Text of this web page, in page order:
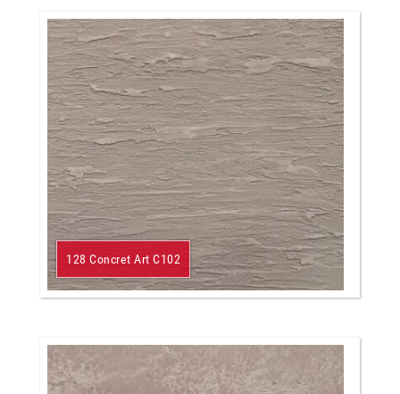
128 Concret Art C102